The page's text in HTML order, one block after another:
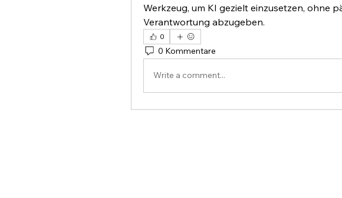
Werkzeug, um KI gezielt einzusetzen, ohne
Verantwortung abzugeben.
0
0 Kommentare
Write a comment...